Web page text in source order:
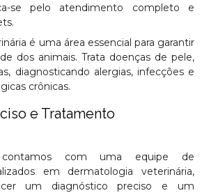
se pelo atendimento completo e
é uma área essencial para garantir
dos animais. Trata doenças de pele,
diagnosticando alergias, infecções e
crônicas.
e Tratamento
contamos com uma equipe de
em dermatologia veterinária,
um diagnóstico preciso e um